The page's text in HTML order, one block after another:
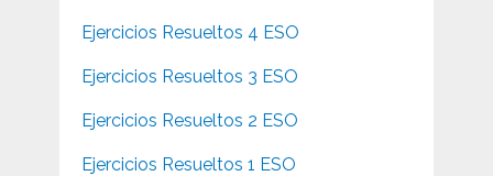
Ejercicios Resueltos 4 ESO
Ejercicios Resueltos 3 ESO
Ejercicios Resueltos 2 ESO
Ejercicios Resueltos 1 ESO